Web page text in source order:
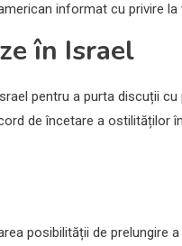
informat cu privire la
în Israel
pentru a purta discuții
de încetare a
posibilității de prelungire